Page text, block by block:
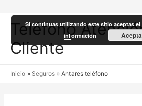
Teléfono
Cliente
Inicio Seguros Antares teléfono
Si continuas utilizando este sitio aceptas
información